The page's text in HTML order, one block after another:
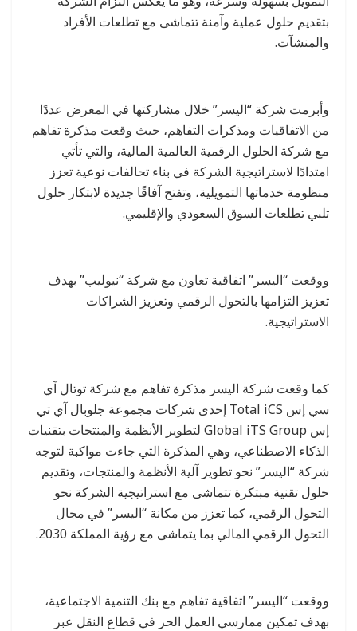
بتقديم حلول عملية وآمنة تتماشى مع تطلعات الأفراد
والمنشآت.
وأبرمت شركة “اليسر” خلال مشاركتها في المعرض عددًا
من الاتفاقيات ومذكرات التفاهم، حيث وقعت مذكرة تفاهم
مع شركة الحلول الرقمية العالمية المالية، والتي تأتي
امتدادًا لاستراتيجية الشركة في بناء تحالفات نوعية تعزز
منظومة خدماتها التمويلية، وتفتح آفاقًا جديدة لابتكار حلول
تلبي تطلعات السوق السعودي والإقليمي.
ووقعت “اليسر” اتفاقية تعاون مع شركة “نيوليب” بهدف
تعزيز التزامها بالتحول الرقمي وتعزيز الشراكات
الاستراتيجية.
كما وقعت شركة اليسر مذكرة تفاهم مع شركة توتال آي
سي إس Total iCS إحدى شركات مجموعة جلوبال آي تي
إس Global iTS Group لتطوير الأنظمة والمنتجات بتقنيات
الذكاء الاصطناعي، وهي المذكرة التي جاءت مواكبة لتوجه
شركة “اليسر” نحو تطوير آلية الأنظمة والمنتجات، وتقديم
حلول تقنية مبتكرة تتماشى مع استراتيجية الشركة نحو
التحول الرقمي، كما تعزز من مكانة “اليسر” في مجال
التحول الرقمي المالي بما يتماشى مع رؤية المملكة 2030.
ووقعت “اليسر” اتفاقية تفاهم مع بنك التنمية الاجتماعية،
بهدف تمكين ممارسي العمل الحر في قطاع النقل عبر